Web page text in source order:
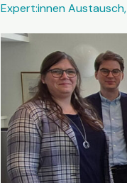
Expert:innen Austausch,